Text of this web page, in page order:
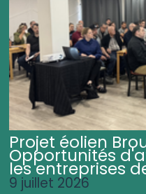
Projet éolien
Opportunités
les entreprises
9 juillet 2026